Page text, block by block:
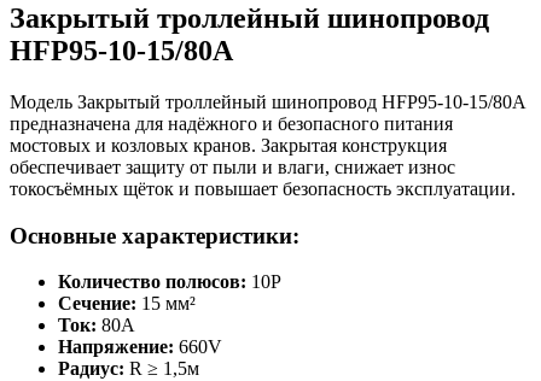
Закрытый троллейный шинопровод
HFP95-10-15/80A
Модель Закрытый троллейный шинопровод HFP95-10-15/80A
предназначена для надёжного и безопасного питания
мостовых и козловых кранов. Закрытая конструкция
обеспечивает защиту от пыли и влаги, снижает износ
токосъёмных щёток и повышает безопасность эксплуатации.
Основные характеристики:
Количество полюсов: 10P
Сечение: 15 мм²
Ток: 80А
Напряжение: 660V
Радиус: R ≥ 1,5м